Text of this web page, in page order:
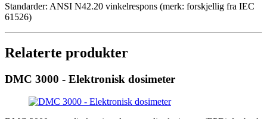
Standarder: ANSI N42.20 vinkelrespons (merk: forskjellig fra IEC
61526)
Relaterte produkter
DMC 3000 - Elektronisk dosimeter